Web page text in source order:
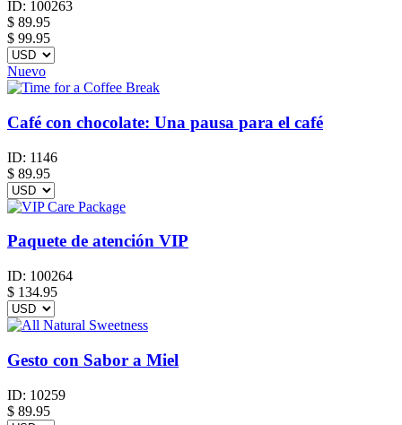
ID: 100263
$ 89.95
$ 99.95
Nuevo
Café con chocolate: Una pausa para el café
ID: 1146
$ 89.95
Paquete de atención VIP
ID: 100264
$ 134.95
Gesto con Sabor a Miel
ID: 10259
$ 89.95